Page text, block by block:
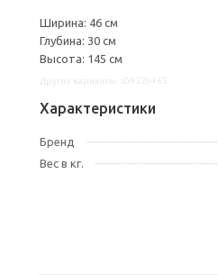
Ширина: 46 см
Глубина: 30 см
Высота: 145 см
Характеристики
Бренд
Вес в кг.